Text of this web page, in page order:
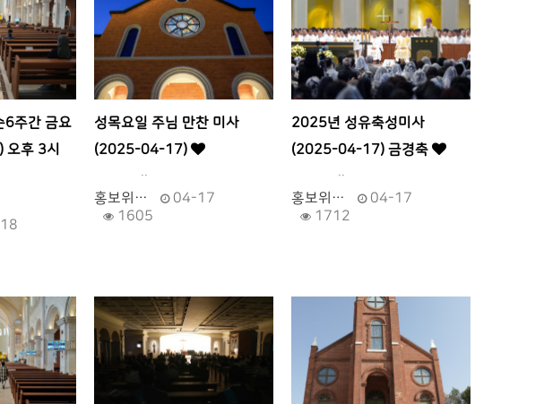
6주간 금요
후 3시
성목요일 주님 만찬 미사
(2025-04-17)
..
홍보위…
04-17
1605
2025년 성유축성미사
(2025-04-17) 금경축
..
홍보위…
04-17
1712